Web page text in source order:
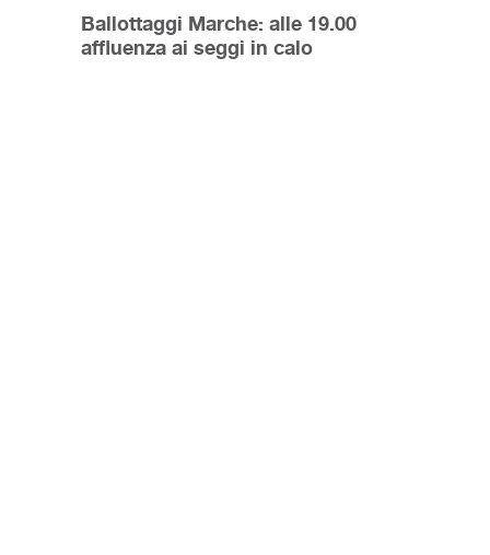
Ballottaggi Marche: alle 19.00
affluenza ai seggi in calo